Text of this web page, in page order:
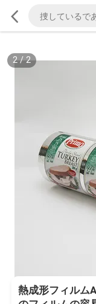
2/2
熱成形フィルム